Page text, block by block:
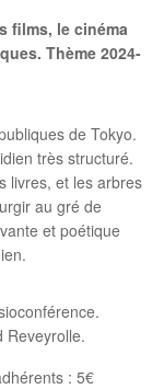
films, le cinéma
Thème 2024-
de Tokyo.
très structuré.
livres, et les arbres
au gré de
et poétique
Reveyrolle.
: 5€